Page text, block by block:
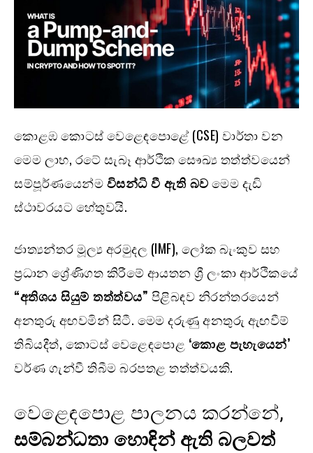
කොළඹ කොටස් වෙළෙඳපොළේ (CSE) වාර්තා වන
මෙම ලාභ, රටේ සැබෑ ආර්ථික සෞඛ්‍ය තත්ත්වයෙන්
සම්පූර්ණයෙන්මවිසන්ධි වී ඇති බවමෙම දැඩි
ස්ථාවරයට හේතුවයි.
ජාත්‍යන්තර මූල්‍ය අරමුදල (IMF), ලෝක බැංකුව සහ
ප්‍රධාන ශ්‍රේණිගත කිරීමේ ආයතන ශ්‍රී ලංකා ආර්ථිකයේ
“අතිශය සියුම් තත්ත්වය” පිළිබඳව නිරන්තරයෙන්
අනතුරු අඟවමින් සිටී. මෙම දරුණු අනතුරු ඇඟවීම්
තිබියදීත්, කොටස් වෙළෙඳපොළ ‘කොළ පැහැයෙන්’
වර්ණ ගැන්වී තිබීම බරපතළ තත්ත්වයකි.
වෙළෙඳපොළ පාලනය කරන්නේ,
සම්බන්ධතා හොඳින් ඇති බලවත්